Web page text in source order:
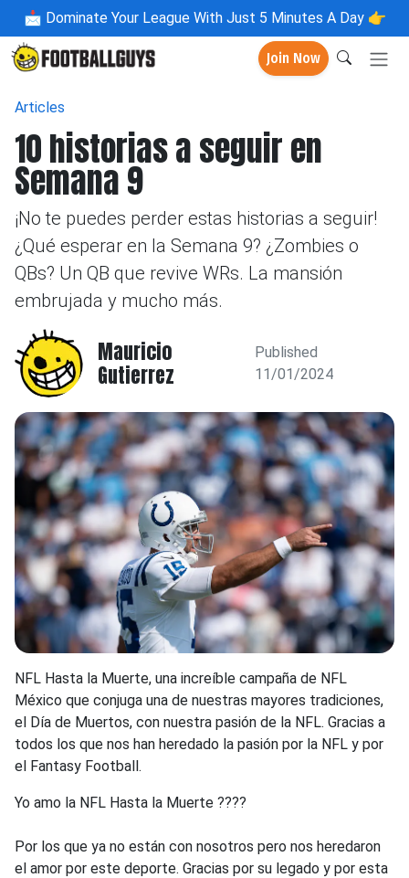
📩 Dominate Your League With Just 5 Minutes A Day 👉
Join Now
Articles
10 historias a seguir en
Semana 9
¡No te puedes perder estas historias a seguir!
¿Qué esperar en la Semana 9? ¿Zombies o
QBs? Un QB que revive WRs. La mansión
embrujada y mucho más.
Mauricio
Gutierrez
Published
11/01/2024
NFL Hasta la Muerte, una increíble campaña de NFL
México que conjuga una de nuestras mayores tradiciones,
el Día de Muertos, con nuestra pasión de la NFL. Gracias a
todos los que nos han heredado la pasión por la NFL y por
el Fantasy Football.
Yo amo la NFL Hasta la Muerte ????
Por los que ya no están con nosotros pero nos heredaron
el amor por este deporte. Gracias por su legado y por esta